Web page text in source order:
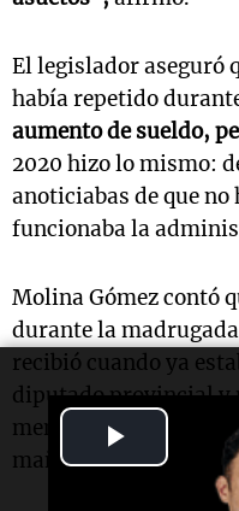
Video
El legislador aseguró
había repetido
aumento de sueldo,
2020 hizo lo mismo:
anoticiabas de que no
funcionaba la
Molina Gómez contó
durante la
recibió cuando ya
diputado provincial y
mensajes a las 2.30.
mañana hay sesión y